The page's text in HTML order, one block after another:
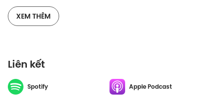
XEM THÊM
Liên kết
Spotify Apple Podcast